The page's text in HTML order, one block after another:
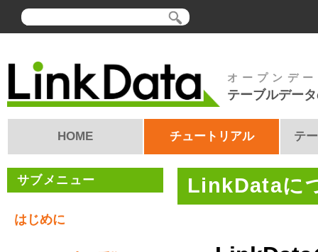
オープンデ
テーブルデー
HOME チュートリアル テ
サブメニュー
はじめに
LinkDataに